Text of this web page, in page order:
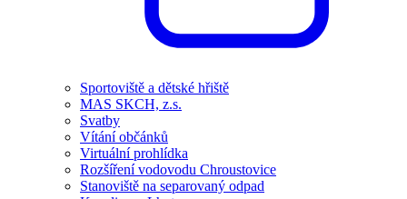
Sportoviště a dětské hřiště
MAS SKCH, z.s.
Svatby
Vítání občánků
Virtuální prohlídka
Rozšíření vodovodu Chroustovice
Stanoviště na separovaný odpad